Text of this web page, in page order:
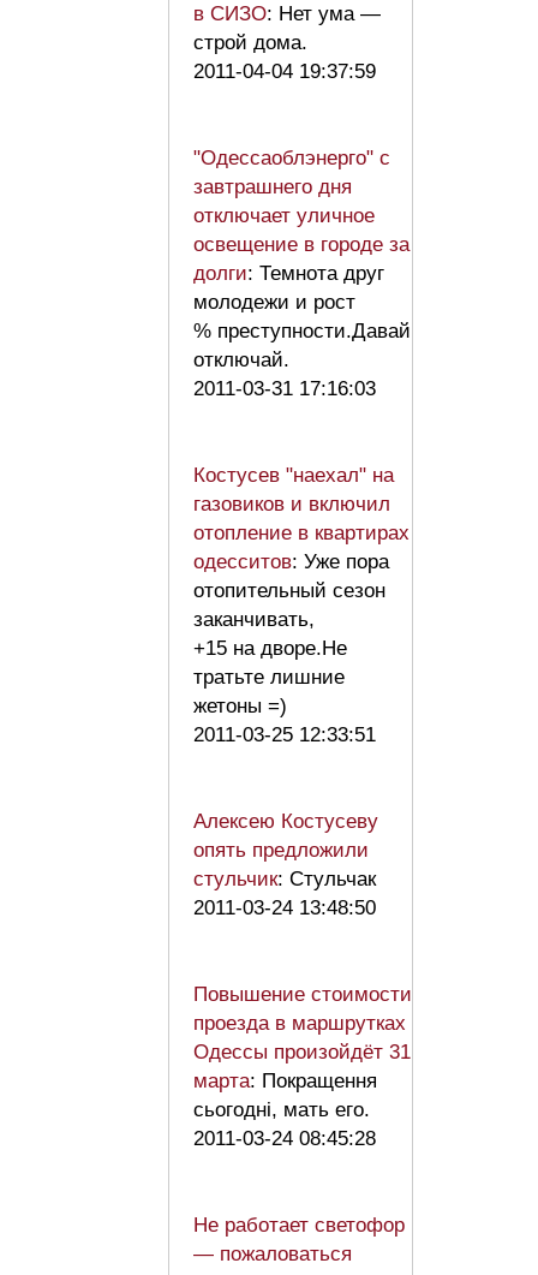
в СИЗО: Нет ума —
строй дома.
2011-04-04 19:37:59
"Одессаоблэнерго" с
завтрашнего дня
отключает уличное
освещение в городе за
долги: Темнота друг
молодежи и рост
% преступности.Давай
отключай.
2011-03-31 17:16:03
Костусев "наехал" на
газовиков и включил
отопление в квартирах
одесситов: Уже пора
отопительный сезон
заканчивать,
+15 на дворе.Не
тратьте лишние
жетоны =)
2011-03-25 12:33:51
Алексею Костусеву
опять предложили
стульчик: Стульчак
2011-03-24 13:48:50
Повышение стоимости
проезда в маршрутках
Одессы произойдёт 31
марта: Покращення
сьогодні, мать его.
2011-03-24 08:45:28
Не работает светофор
— пожаловаться